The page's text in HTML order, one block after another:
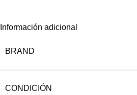
Información adicional
BRAND
CONDICIÓN